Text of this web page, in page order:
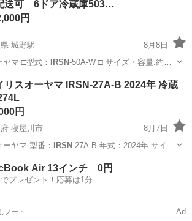
送可 6ドア冷蔵庫503…
円
城野駅
8月8日
マ □型式：
IRSN-50A-W □ サイズ・容量:約…
城野駅 キッチン家電
リスオーヤマ IRSN-27A-B 2024年 冷蔵
円
寝屋川市
8月7日
ヤマ 型番： IRSN-27A-B 年式：2024年 サイ…
Air 13インチ 0円
プレゼント！応募は1分
ノート Ad